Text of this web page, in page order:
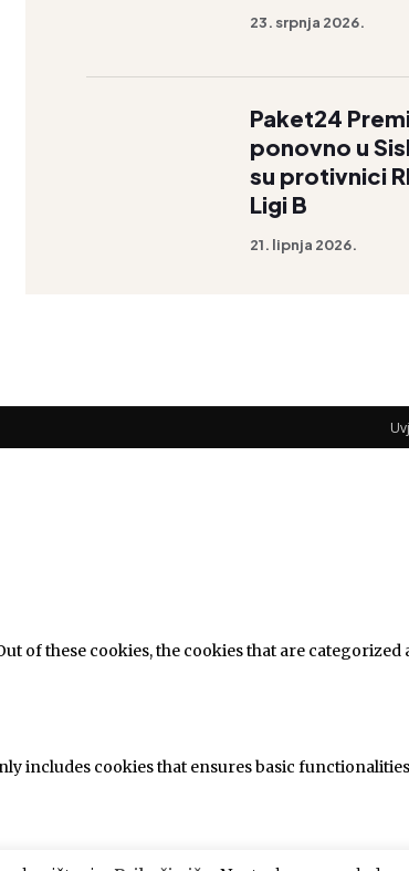
23. srpnja 2026.
Paket24
ponovno u
su protivnici
Ligi B
21. lipnja 2026.
of these cookies, the cookies that are categorized
includes cookies that ensures basic